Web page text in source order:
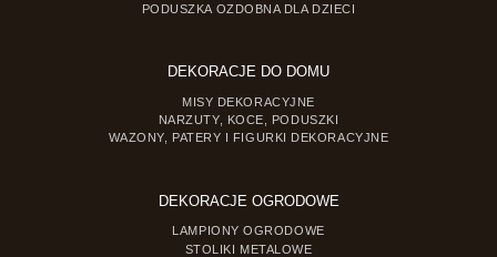
PODUSZKA OZDOBNA DLA DZIECI
DEKORACJE DO DOMU
MISY DEKORACYJNE
NARZUTY, KOCE, PODUSZKI
WAZONY, PATERY I FIGURKI DEKORACYJNE
DEKORACJE OGRODOWE
LAMPIONY OGRODOWE
STOLIKI METALOWE